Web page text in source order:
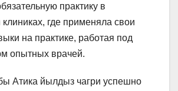
практику в
где применяла свои
на практике, работая под
опытных врачей.
Атика йылдыз чагри успешно